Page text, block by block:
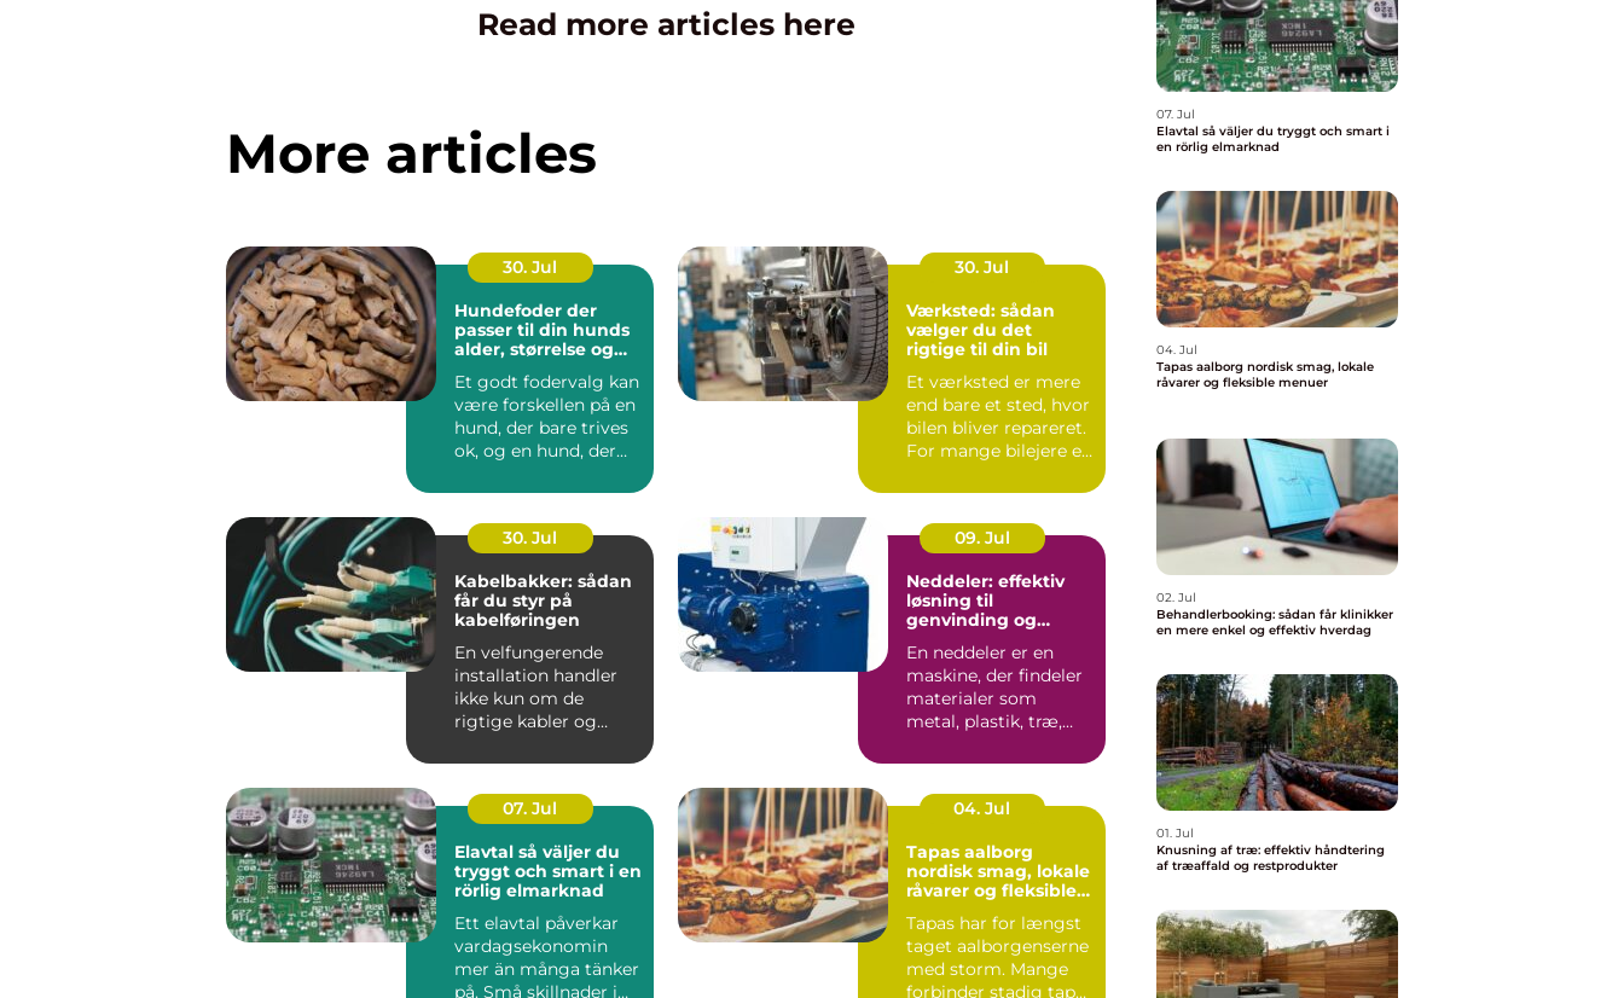
Read more articles here
More articles
30. Jul
Hundefoder der
passer til din hunds
alder, størrelse og
Et godt fodervalg kan
være forskellen på en
hund, der bare trives
ok, og en hund, der
30. Jul
Værksted: sådan
vælger du det
rigtige til din bil
Et værksted er mere
end bare et sted, hvor
bilen bliver repareret.
For mange bilejere er
30. Jul
Kabelbakker: sådan
får du styr på
kabelføringen
En velfungerende
installation handler
ikke kun om de
rigtige kabler og
gennemført kab...
09. Jul
Neddeler: effektiv
løsning til
genvinding og
En neddeler er en
maskine, der findeler
materialer som
metal, plastik, træ,
07. Jul
Elavtal så väljer du
tryggt och smart i en
rörlig elmarknad
Ett elavtal påverkar
vardagsekonomin
mer än många tänker
på. Små skillnader i
04. Jul
Tapas aalborg
nordisk smag, lokale
råvarer og fleksible
Tapas har for længst
taget aalborgenserne
med storm. Mange
forbinder stadig tapas
07. Jul
Elavtal så väljer du tryggt och smart i
en rörlig elmarknad
04. Jul
Tapas aalborg nordisk smag, lokale
råvarer og fleksible menuer
02. Jul
Behandlerbooking: sådan får klinikker
en mere enkel og effektiv hverdag
01. Jul
Knusning af træ: effektiv håndtering
af træaffald og restprodukter